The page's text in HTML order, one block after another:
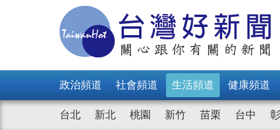
政治頻道 社會頻道 生活頻道 健康頻道
台北 新北 桃園 新竹 苗栗 台中